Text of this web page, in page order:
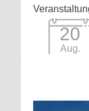
20
Aug.